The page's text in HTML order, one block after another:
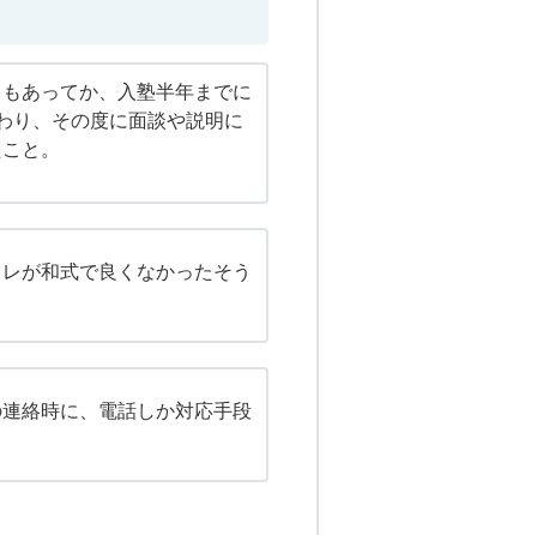
あってか、入塾半年までに
り、その度に面談や説明に
と。
が和式で良くなかったそう
絡時に、電話しか対応手段